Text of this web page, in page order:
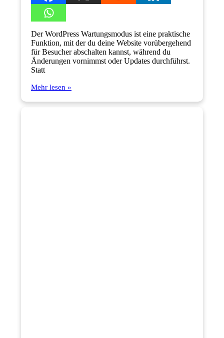
Der WordPress Wartungsmodus ist eine praktische
Funktion, mit der du deine Website vorübergehend
für Besucher abschalten kannst, während du
Änderungen vornimmst oder Updates durchführst.
Statt
Mehr lesen »